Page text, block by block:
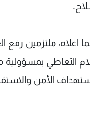
اعلاه، ملتزمين رفع
التعاطي بمسؤولية
الأمن